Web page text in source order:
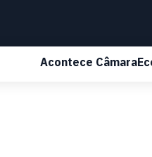
Acontece Câmara